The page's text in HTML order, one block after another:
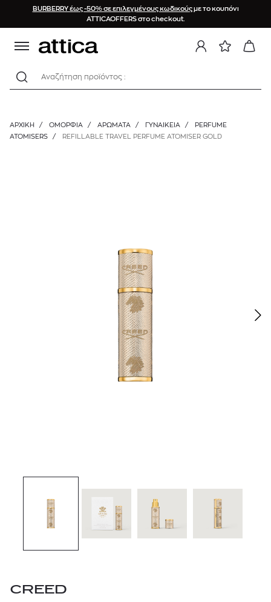
BURBERRY έως -50% σε επιλεγμένους κωδικούςμε το κουπόνι
ATTICAOFFERS στο checkout.
Αναζήτηση προϊόντος :
ΑΡΧΙΚΉ / ΟΜΟΡΦΙΑ / ΑΡΩΜΑΤΑ / ΓΥΝΑΙΚΕΊΑ /
PERFUME
ATOMISERS
/ REFILLABLE TRAVEL PERFUME ATOMISER GOLD
CREED